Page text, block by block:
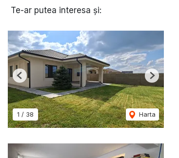
Te-ar putea interesa și:
1 / 38 Harta
Previous Next